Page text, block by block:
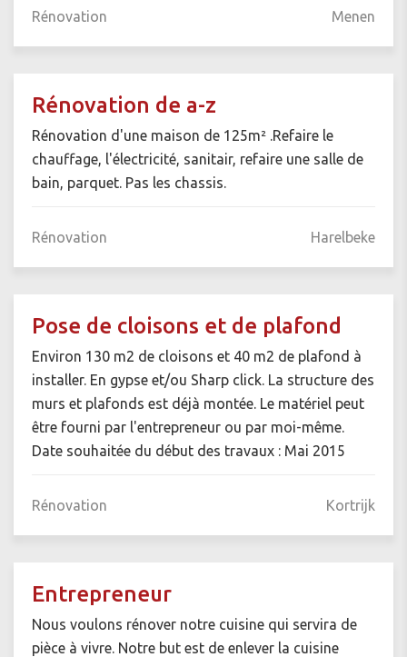
Rénovation Menen
Rénovation de a-z
Rénovation d'une maison de 125m² .Refaire le
chauffage, l'électricité, sanitair, refaire une salle de
bain, parquet. Pas les chassis.
Rénovation Harelbeke
Pose de cloisons et de plafond
Environ 130 m2 de cloisons et 40 m2 de plafond à
installer. En gypse et/ou Sharp click. La structure des
murs et plafonds est déjà montée. Le matériel peut
être fourni par l'entrepreneur ou par moi-même.
Date souhaitée du début des travaux : Mai 2015
Rénovation Kortrijk
Entrepreneur
Nous voulons rénover notre cuisine qui servira de
pièce à vivre. Notre but est de enlever la cuisine